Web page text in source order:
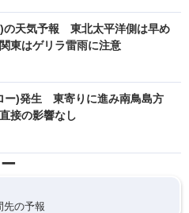
の天気予報 東北太平洋側は早め
東はゲリラ雷雨に注意
ー)発生 東寄りに進み南鳥島方
接の影響なし
先の予報